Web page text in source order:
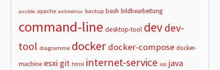
ansible apache architektur backup bash bildbearbeitung
command-line desktop-tool devdev-
tool diagramme docker docker-compose docker-
machine esxi git html internet-service ios java